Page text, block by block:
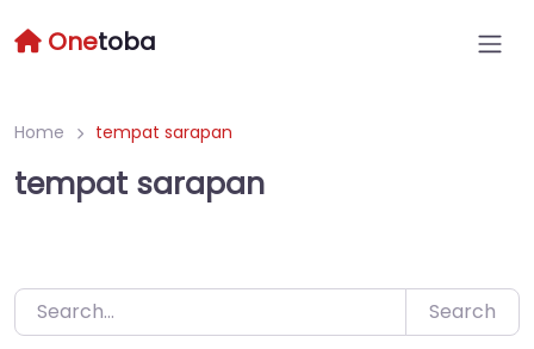
to
Onetoba
Home tempat sarapan
tempat sarapan
Search